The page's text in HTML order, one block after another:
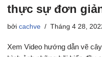
thực sự đơn
bởi cachve Tháng 4 28,
Xem Video hướng dẫn vẽ